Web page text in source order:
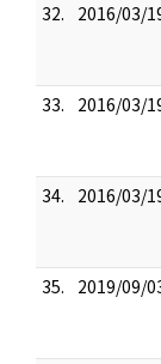
32.
2016/03/
33.
2016/03/
34.
2016/03/
35.
2019/09/